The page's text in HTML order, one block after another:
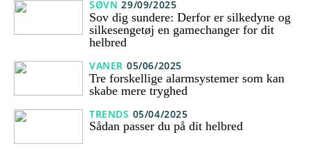
SØVN 29/09/2025
Sov dig sundere: Derfor er silkedyne og
silkesengetøj en gamechanger for dit
helbred
VANER 05/06/2025
Tre forskellige alarmsystemer som kan
skabe mere tryghed
TRENDS 05/04/2025
Sådan passer du på dit helbred